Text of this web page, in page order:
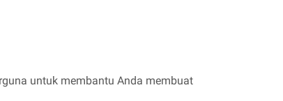
untuk membantu Anda membuat